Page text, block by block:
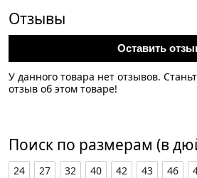
Отзывы
Оставить
У данного товара нет отзывов.
отзыв об этом товаре!
Поиск по размерам (в
24 27 32 40 42 43 46